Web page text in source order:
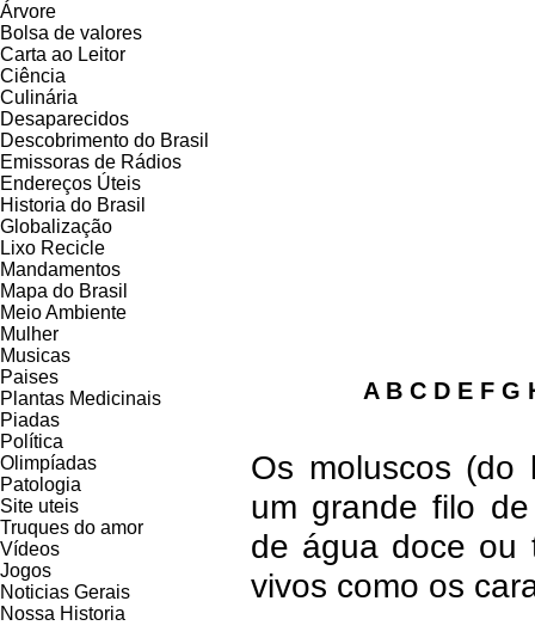
Árvore
Bolsa de valores
Carta ao Leitor
Ciência
Culinária
Desaparecidos
Descobrimento do Brasil
Emissoras de Rádios
Endereços Úteis
Historia do Brasil
Globalização
Lixo Recicle
Mandamentos
Mapa do Brasil
Meio Ambiente
Mulher
Musicas
Paises
Plantas Medicinais
Piadas
Política
Olimpíadas
Patologia
Site uteis
Truques do amor
Vídeos
Jogos
Noticias Gerais
Nossa Historia
A B C D E F G
Os moluscos (do
um grande filo
de água doce ou
vivos como os